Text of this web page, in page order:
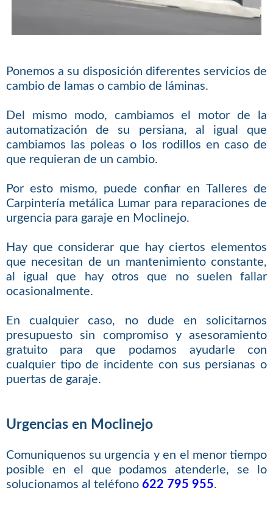
Ponemos a su disposición diferentes servicios de
cambio de lamas o cambio de láminas.
Del mismo modo, cambiamos el motor de la
automatización de su persiana, al igual que
cambiamos las poleas o los rodillos en caso de
que requieran de un cambio.
Por esto mismo, puede confiar en Talleres de
Carpintería metálica Lumar para reparaciones de
urgencia para garaje en Moclinejo.
Hay que considerar que hay ciertos elementos
que necesitan de un mantenimiento constante,
al igual que hay otros que no suelen fallar
ocasionalmente.
En cualquier caso, no dude en solicitarnos
presupuesto sin compromiso y asesoramiento
gratuito para que podamos ayudarle con
cualquier tipo de incidente con sus persianas o
puertas de garaje.
Urgencias en Moclinejo
Comuniquenos su urgencia y en el menor tiempo
posible en el que podamos atenderle, se lo
solucionamos al teléfono 622 795 955.